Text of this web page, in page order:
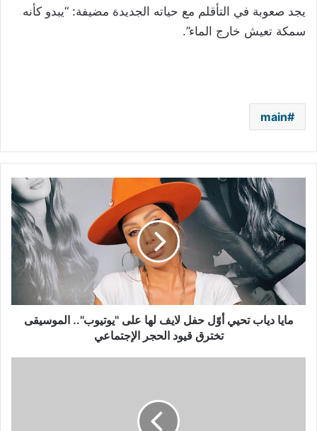
يجد صعوبة في التأقلم مع حياته الجديدة مضيفة: “يبدو كأنه
سمكة تعيش خارج الماء”.
main
أوّل
حفل
لايف
"يوتيوب"..
الموسيقى
مايا دياب تحيي أوّل حفل لايف لها على "يوتيوب".. الموسيقى
تخترق قيود الحجر الإجتماعي